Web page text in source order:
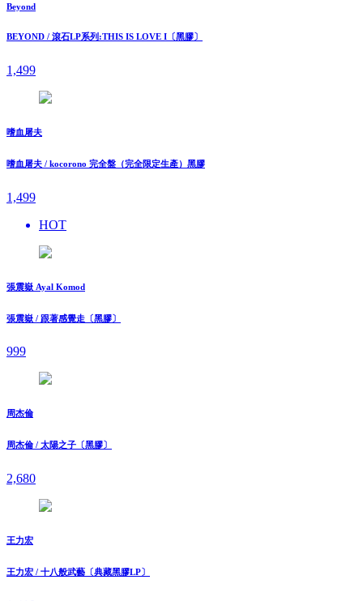
Beyond
BEYOND / 滾石LP系列:THIS IS LOVE I〔黑膠〕
1,499
嗜血屠夫
嗜血屠夫 / kocorono 完全盤（完全限定生產）黑膠
1,499
HOT
張震嶽 Ayal Komod
張震嶽 / 跟著感覺走〔黑膠〕
999
周杰倫
周杰倫 / 太陽之子〔黑膠〕
2,680
王力宏
王力宏 / 十八般武藝〔典藏黑膠LP〕